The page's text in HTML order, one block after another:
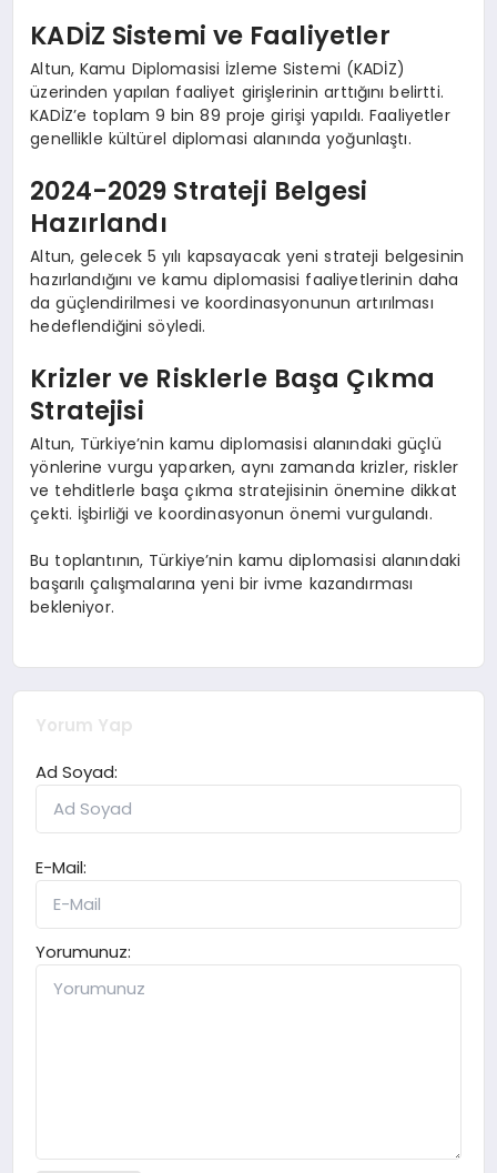
KADİZ Sistemi ve Faaliyetler
Altun, Kamu Diplomasisi İzleme Sistemi (KADİZ)
üzerinden yapılan faaliyet girişlerinin arttığını belirtti.
KADİZ’e toplam 9 bin 89 proje girişi yapıldı. Faaliyetler
genellikle kültürel diplomasi alanında yoğunlaştı.
2024-2029 Strateji Belgesi
Hazırlandı
Altun, gelecek 5 yılı kapsayacak yeni strateji belgesinin
hazırlandığını ve kamu diplomasisi faaliyetlerinin daha
da güçlendirilmesi ve koordinasyonunun artırılması
hedeflendiğini söyledi.
Krizler ve Risklerle Başa Çıkma
Stratejisi
Altun, Türkiye’nin kamu diplomasisi alanındaki güçlü
yönlerine vurgu yaparken, aynı zamanda krizler, riskler
ve tehditlerle başa çıkma stratejisinin önemine dikkat
çekti. İşbirliği ve koordinasyonun önemi vurgulandı.
Bu toplantının, Türkiye’nin kamu diplomasisi alanındaki
başarılı çalışmalarına yeni bir ivme kazandırması
bekleniyor.
Yorum Yap
Ad Soyad:
E-Mail:
Yorumunuz: